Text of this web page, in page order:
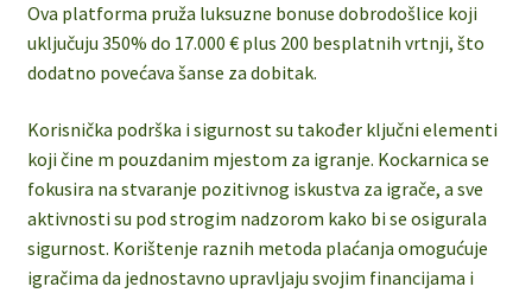
Ova platforma pruža luksuzne bonuse dobrodošlice koji
uključuju 350% do 17.000 € plus 200 besplatnih vrtnji, što
dodatno povećava šanse za dobitak.
Korisnička podrška i sigurnost su također ključni elementi
koji čine m pouzdanim mjestom za igranje. Kockarnica se
fokusira na stvaranje pozitivnog iskustva za igrače, a sve
aktivnosti su pod strogim nadzorom kako bi se osigurala
sigurnost. Korištenje raznih metoda plaćanja omogućuje
igračima da jednostavno upravljaju svojim financijama i